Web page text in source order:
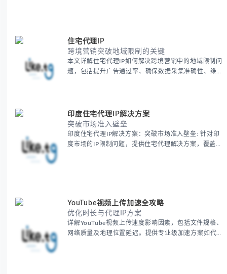
住宅代理IP
跨境营销突破地域限制的关键
本文详解住宅代理IP如何解决跨境营销中的地域限制问
题，包括提升广告通过率、确保数据采集准确性、维护
印度住宅代理IP解决方案
突破市场准入壁垒
印度住宅代理IP解决方案：突破市场准入壁垒: 针对印
度市场的IP限制问题，提供住宅代理解决方案，覆盖主
YouTube视频上传加速全攻略
优化时长与代理IP方案
详解YouTube视频上传速度影响因素，包括文件规格、
网络质量及地理位置延迟。提供专业级加速方案如代理